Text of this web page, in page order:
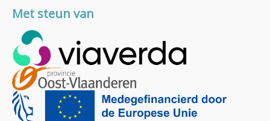
Met steun van